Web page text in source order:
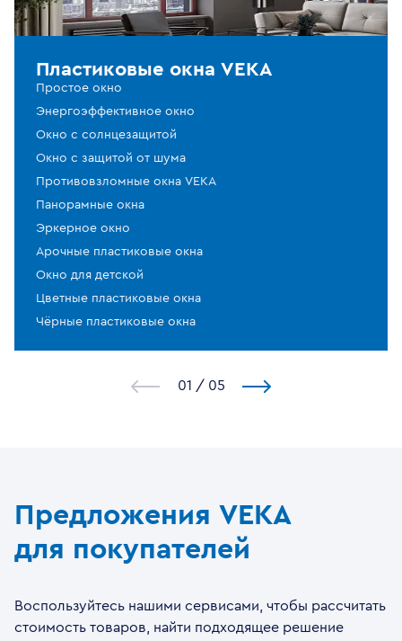
Пластиковые окна VEKA
Простое окно
Энергоэффективное окно
Окно с солнцезащитой
Окно с защитой от шума
Противовзломные окна VEKA
Панорамные окна
Эркерное окно
Арочные пластиковые окна
Окно для детской
Цветные пластиковые окна
Чёрные пластиковые окна
1 / 5
Предложения VEKA
для покупателей
Воспользуйтесь нашими сервисами, чтобы рассчитать
стоимость товаров, найти подходящее решение